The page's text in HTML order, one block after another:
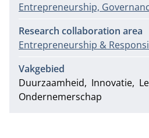
Entrepreneurship,
Research collaboration area
Entrepreneurship &
Vakgebied
Duurzaamheid
Innovatie
Ondernemerschap